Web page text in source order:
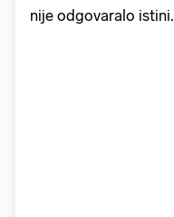
nije odgovaralo istini.